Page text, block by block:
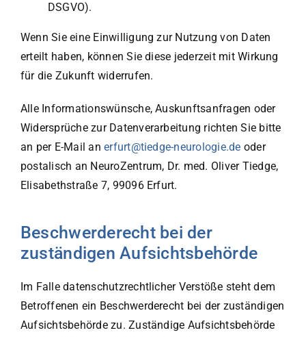
DSGVO).
Wenn Sie eine Einwilligung zur Nutzung von Daten
erteilt haben, können Sie diese jederzeit mit Wirkung
für die Zukunft widerrufen.
Alle Informationswünsche, Auskunftsanfragen oder
Widersprüche zur Datenverarbeitung richten Sie bitte
an per E-Mail anerfurt@tiedge-neurologie.de oder
postalisch an NeuroZentrum, Dr. med. Oliver Tiedge,
Elisabethstraße 7, 99096 Erfurt.
Beschwerderecht bei der
zuständigen Aufsichtsbehörde
Im Falle datenschutzrechtlicher Verstöße steht dem
Betroffenen ein Beschwerderecht bei der zuständigen
Aufsichtsbehörde zu. Zuständige Aufsichtsbehörde